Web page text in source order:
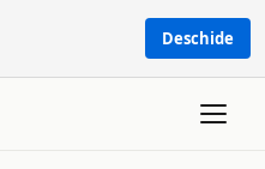
Deschide